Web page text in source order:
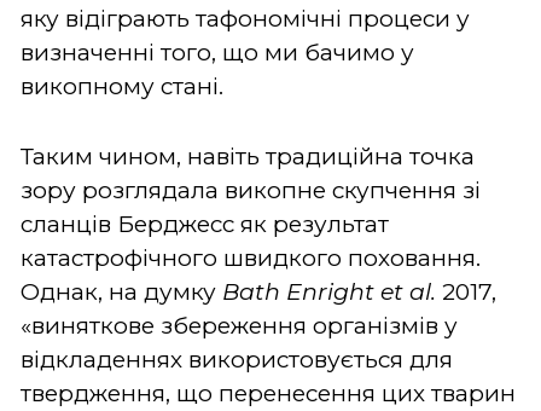
яку відіграють тафономічні процеси у
визначенні того, що ми бачимо у
викопному стані.
Таким чином, навіть традиційна точка
зору розглядала викопне скупчення зі
сланців Берджесс як результат
катастрофічного швидкого поховання.
Однак, на думку Bath Enright et al. 2017,
«виняткове збереження організмів у
відкладеннях використовується для
твердження, що перенесення цих тварин